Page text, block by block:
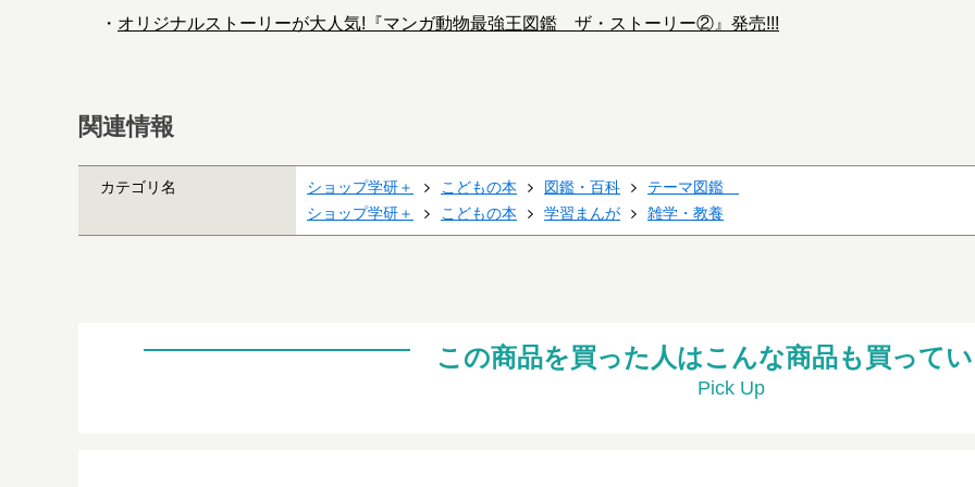
・ オリジナルストーリーが大人気!『マンガ動物最強王図鑑 ザ・ストーリー②』発売!!!
関連情報
カテゴリ名 ショップ学研＋ こどもの本 図鑑・百科
テーマ図鑑
ショップ学研＋
こどもの本 学習まんが 雑学・教養
この商品を買った人はこんな商品も買って
Pick Up